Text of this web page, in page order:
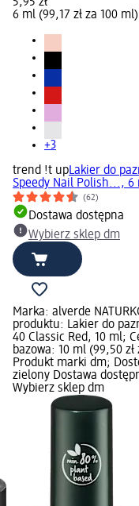
6 ml (99,17 zł za 100 ml)
+3
trend !t upLakier do
Speedy Nail Polish..., 6
(62)
Dostawa dostępna
Wybierz sklep dm
Marka: alverde
produktu: Lakier do
40 Classic Red, 10 ml;
bazowa: 10 ml (99,50
Produkt marki dm;
zielony Dostawa
Wybierz sklep dm